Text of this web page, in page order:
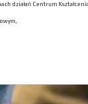
działań Centrum